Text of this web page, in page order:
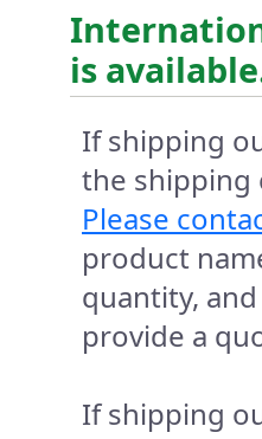
is
If shipping
the shipping
Please
product
quantity,
provide a
If shipping